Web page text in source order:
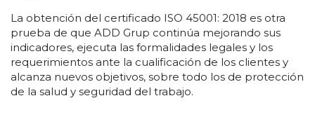
La obtención del certificado ISO 45001: 2018 es otra
prueba de que ADD Grup continúa mejorando sus
indicadores, ejecuta las formalidades legales y los
requerimientos ante la cualificación de los clientes y
alcanza nuevos objetivos, sobre todo los de protección
de la salud y seguridad del trabajo.